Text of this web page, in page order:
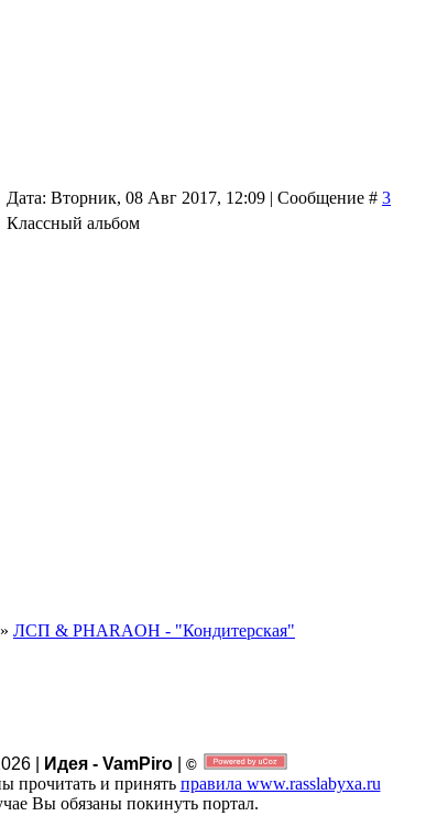
Дата: Вторник, 08 Авг 2017, 12:09 | Сообщение # 3
Классный альбом
» ЛСП & PHARAOH - "Кондитерская"
| Идея - VamPiro ©
прочитать и принять правила www.rasslabyxa.ru
Вы обязаны покинуть портал.